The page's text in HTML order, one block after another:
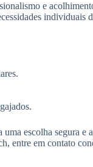
e
escolha segura
entre em contato